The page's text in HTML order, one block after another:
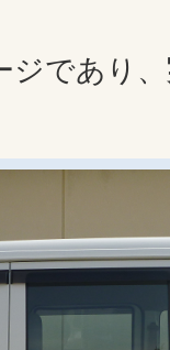
であり、